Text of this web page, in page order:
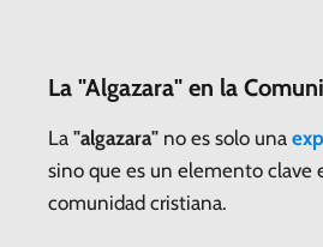
La "Algazara" en la
La "algazara" no es solo una
sino que es un elemento clave
comunidad cristiana.